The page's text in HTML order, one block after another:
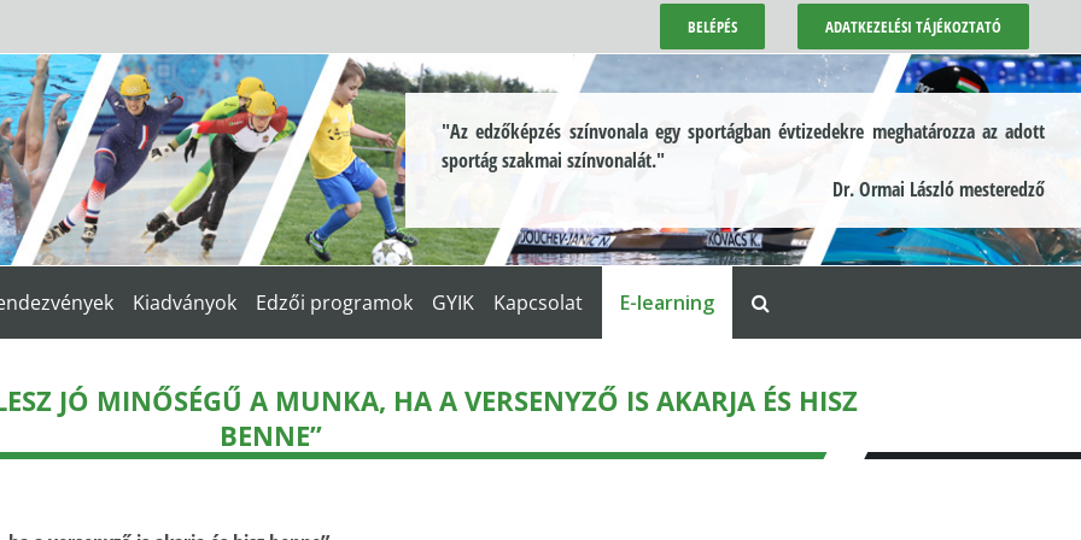
BELÉPÉS ADATKEZELÉSI TÁJÉKOZTATÓ
"Az edzőképzés színvonala egy sportágban évtizedekre meghatározza az adott
sportág szakmai színvonalát."
Dr. Ormai László mesteredző
Kiadványok Edzői programok GYIK Kapcsolat E-learning
JÓ MINŐSÉGŰ A MUNKA, HA A VERSENYZŐ IS AKARJA ÉS HISZ
BENNE”